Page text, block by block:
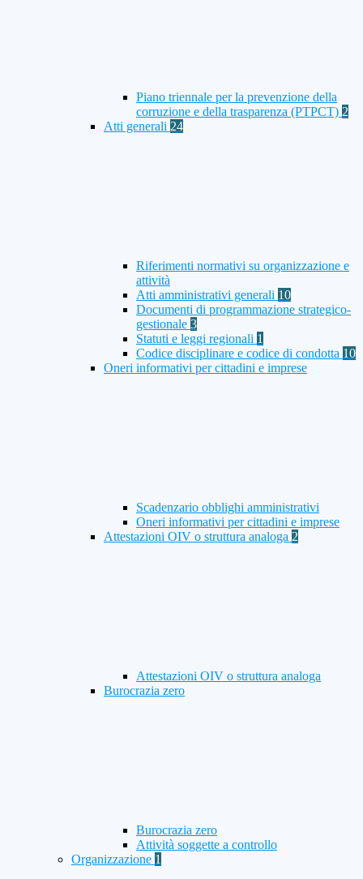
Piano triennale per la prevenzione della
corruzione e della trasparenza (PTPCT) 2
Atti generali 24
Riferimenti normativi su organizzazione e
attività
Atti amministrativi generali 10
Documenti di programmazione strategico-
gestionale 3
Statuti e leggi regionali 1
Codice disciplinare e codice di condotta 10
Oneri informativi per cittadini e imprese
Scadenzario obblighi amministrativi
Oneri informativi per cittadini e imprese
Attestazioni OIV o struttura analoga 2
Attestazioni OIV o struttura analoga
Burocrazia zero
Burocrazia zero
Attività soggette a controllo
Organizzazione 1